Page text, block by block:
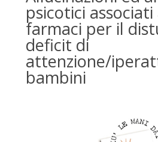
psicotici associati
farmaci per il
deficit di
attenzione/
bambini